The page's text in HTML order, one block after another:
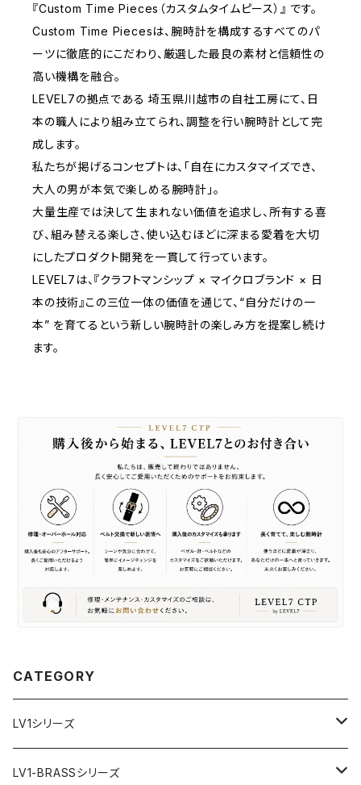
『Custom Time Pieces（カスタムタイムピース）』 です。
Custom Time Piecesは、腕時計を構成するすべてのパ
ーツに徹底的にこだわり、厳選した最良の素材と信頼性の
高い機構を融合。
LEVEL7の拠点である 埼玉県川越市の自社工房にて、日
本の職人により組み立てられ、調整を行い腕時計として完
成します。
私たちが掲げるコンセプトは、「自在にカスタマイズでき、
大人の男が本気で楽しめる腕時計」。
大量生産では決して生まれない価値を追求し、所有する喜
び、組み替える楽しさ、使い込むほどに深まる愛着を大切
にしたプロダクト開発を一貫して行っています。
LEVEL7は、『クラフトマンシップ × マイクロブランド × 日
本の技術』この三位一体の価値を通じて、“自分だけの一
本” を育てるという新しい腕時計の楽しみ方を提案し続け
ます。
CATEGORY
LV1シリーズ
AR文字盤
LV1-BRASSシリーズ